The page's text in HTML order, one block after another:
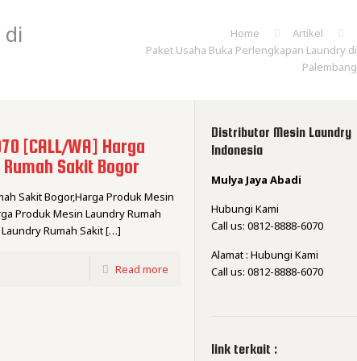
di Home
Artikel
Paket Usaha Buka Perlengkapan Laundry di
Palembang
[CALL/WA] Harga
Sakit Bogor
Sakit Bogor,Harga Produk Mesin
Produk Mesin Laundry Rumah
Rumah Sakit[…]
Read more
Distributor Mesin Laundry
Indonesia
Mulya Jaya Abadi
Hubungi Kami
Call us: 0812-8888-6070
Alamat : Hubungi Kami
Call us: 0812-8888-6070
link terkait :